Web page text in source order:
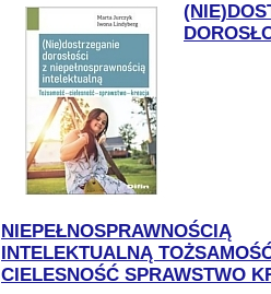
NIEPEŁNOSPRAWNOŚCIĄ
INTELEKTUALNĄ
CIELESNOŚĆ SPRAWSTWO